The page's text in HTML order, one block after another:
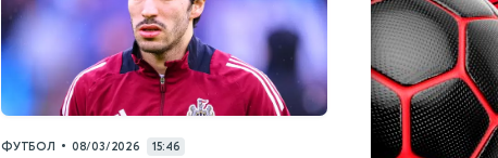
ФУТБОЛ • 08/03/2026 15:46